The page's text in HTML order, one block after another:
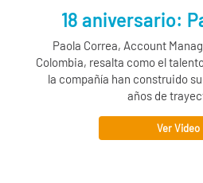
18 aniversario:
Paola Correa, Account
Colombia, resalta como el
la compañía han construido
años de
Ver Video